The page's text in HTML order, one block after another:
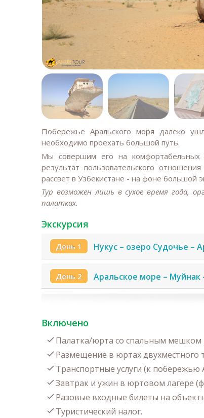
Побережье Аральского моря далеко
необходимо проехать большой путь.
Мы совершим его на комфортабельных
результат пользовательского
рассвет в Узбекистане - на фоне большой
Тур возможен лишь в сухое время года,
палатках.
Экскурсия
День 1 Нукус – озеро Судочье –
День 2 Аральское море – Муйнак
Включено
Палатка/юрта со спальным мешком
Размещение в юртах двухместного
Транспортные услуги (к
Завтрак и ужин в юртовом лагере
Разовые входные билеты на
Туристический налог.